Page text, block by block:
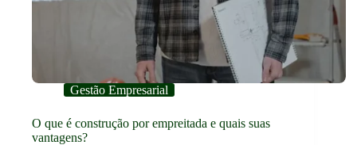
Gestão Empresarial
O que é construção por empreitada e quais suas
vantagens?